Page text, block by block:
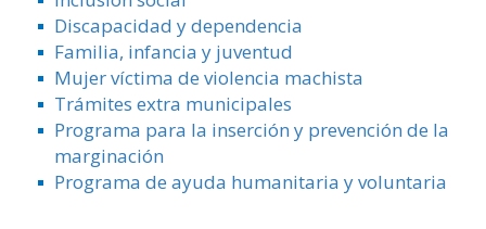
Discapacidad y dependencia
Familia, infancia y juventud
Mujer víctima de violencia machista
Trámites extra municipales
Programa para la inserción y prevención de la
marginación
Programa de ayuda humanitaria y voluntaria